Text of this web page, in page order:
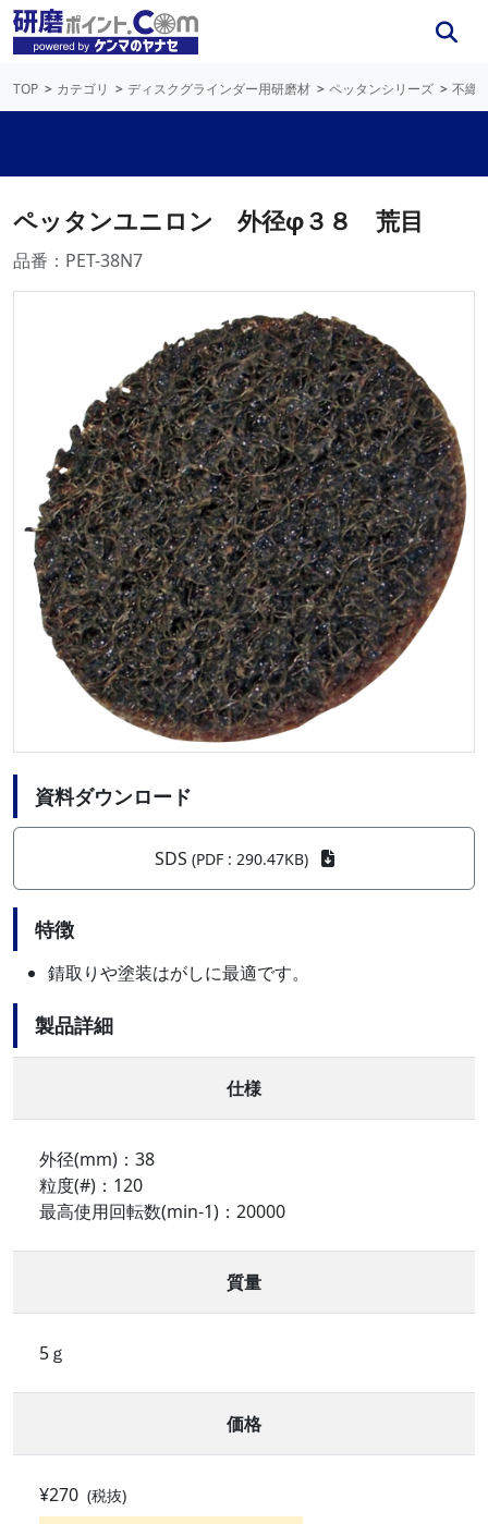
TOP カテゴリ ディスクグラインダー用研磨材 ペッタンシリーズ 不織
ペッタンユニロン 外径φ３８ 荒目
品番：PET-38N7
資料ダウンロード
SDS (PDF : 290.47KB)
特徴
錆取りや塗装はがしに最適です。
製品詳細
仕様
外径(mm)：38
粒度(#)：120
最高使用回転数(min-1)：20000
質量
5ｇ
価格
¥270 (税抜)